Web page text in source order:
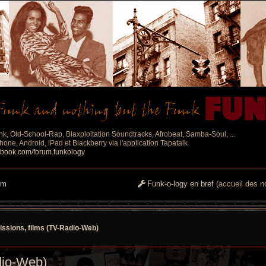
Old-School-Rap, Blaxploitation Soundtracks, Afrobeat, Samba-Soul, ...
Android, iPad et Blackberry via l'application Tapatalk
forum.funkology
Funk-o-logy en bref (accueil des
films (TV-Radio-Web)
Web)